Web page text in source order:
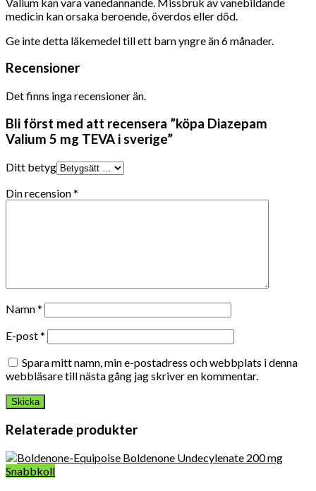
medicin kan orsaka beroende, överdos eller död.
Ge inte detta läkemedel till ett barn yngre än 6 månader.
Recensioner
Det finns inga recensioner än.
Bli först med att recensera ”köpa Diazepam
Valium 5 mg TEVA i sverige”
Ditt betyg
Din recension*
Namn*
E-post*
Spara mitt namn, min e-postadress och webbplats i denna
webbläsare till nästa gång jag skriver en kommentar.
Relaterade produkter
Snabbkoll